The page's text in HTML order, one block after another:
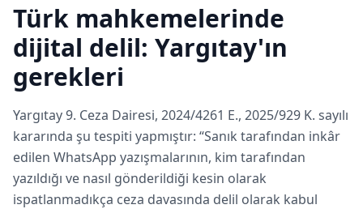
Türk mahkemelerinde
dijital delil: Yargıtay'ın
gerekleri
Yargıtay 9. Ceza Dairesi, 2024/4261 E., 2025/929 K. sayılı
kararında şu tespiti yapmıştır: Sanık tarafından inkâr
edilen WhatsApp yazışmalarının, kim tarafından
yazıldığı ve nasıl gönderildiği kesin olarak
ispatlanmadıkça ceza davasında delil olarak kabul